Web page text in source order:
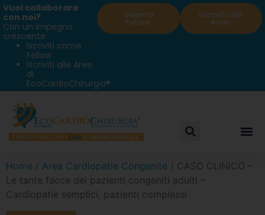
Vuoi collaborare
con noi?
Con un impegno
crescente:
Iscriviti come
Fellow
Iscriviti alle Aree
di
EcoCardioChirurgia®
Diventa
Fellow
Iscriviti alle
Aree!
Home / Area Cardiopatie Congenite / CASO CLINICO –
Le tante facce dei pazienti congeniti adulti –
Cardiopatie semplici, pazienti complessi